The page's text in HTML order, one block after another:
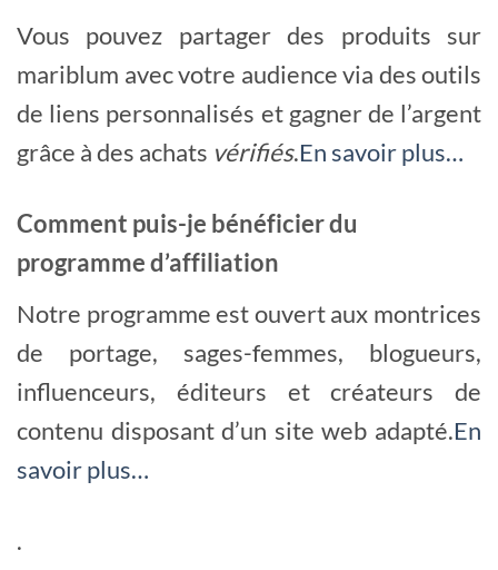
Vous pouvez partager des produits sur
mariblum avec votre audience via des outils
de liens personnalisés et gagner de l’argent
grâce à des achats vérifiés.En savoir plus…
Comment puis-je bénéficier du
programme d’affiliation
Notre programme est ouvert aux montrices
de portage, sages-femmes, blogueurs,
influenceurs, éditeurs et créateurs de
contenu disposant d’un site web adapté.En
savoir plus…
.